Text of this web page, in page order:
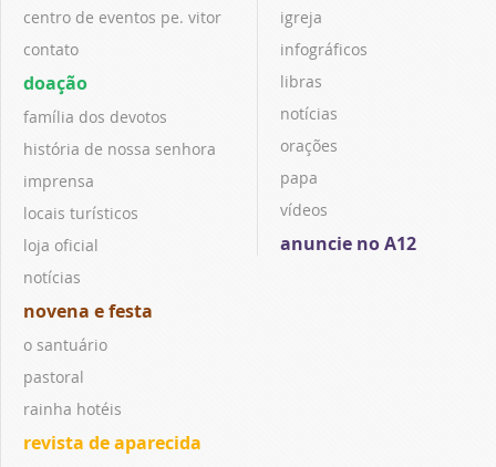
centro de eventos pe. vitor
contato
doação
família dos devotos
história de nossa senhora
imprensa
locais turísticos
loja oficial
notícias
novena e festa
o santuário
pastoral
rainha hotéis
revista de aparecida
igreja
infográficos
libras
notícias
orações
papa
vídeos
anuncie no A12